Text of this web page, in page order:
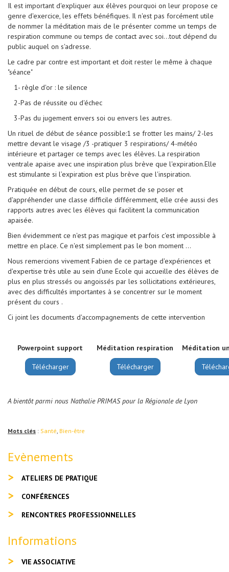
Il est important d'expliquer aux élèves pourquoi on leur propose ce
genre d'exercice, les effets bénéfiques. Il n'est pas forcément utile
de nommer la méditation mais de le présenter comme un temps de
respiration commune ou temps de contact avec soi...tout dépend du
public auquel on s'adresse.
Le cadre par contre est important et doit rester le même à chaque
"séance"
1- règle d'or : le silence
2-Pas de réussite ou d'échec
3-Pas du jugement envers soi ou envers les autres.
Un rituel de début de séance possible:1 se frotter les mains/ 2-les
mettre devant le visage /3 -pratiquer 3 respirations/ 4-météo
intérieure et partager ce temps avec les élèves. La respiration
ventrale apaise avec une inspiration plus brève que l'expiration.Elle
est stimulante si l’expiration est plus brève que l'inspiration.
Pratiquée en début de cours, elle permet de se poser et
d'appréhender une classe difficile différemment, elle crée aussi des
rapports autres avec les élèves qui facilitent la communication
apaisée.
Bien évidemment ce n'est pas magique et parfois c'est impossible à
mettre en place. Ce n'est simplement pas le bon moment ...
Nous remercions vivement Fabien de ce partage d'expériences et
d'expertise très utile au sein d'une Ecole qui accueille des élèves de
plus en plus stressés ou angoissés par les sollicitations extérieures,
avec des difficultés importantes à se concentrer sur le moment
présent du cours .
Ci joint les documents d'accompagnements de cette intervention
Powerpoint support
Télécharger
Méditation respiration
Télécharger
Méditation
A bientôt parmi nous Nathalie PRIMAS pour la Régionale de Lyon
Mots clés : Santé, Bien-être
Evènements
ATELIERS DE PRATIQUE
CONFÉRENCES
RENCONTRES PROFESSIONNELLES
Informations
VIE ASSOCIATIVE